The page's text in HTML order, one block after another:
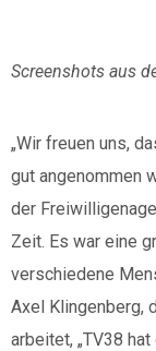
Screenshots aus
„Wir freuen uns,
gut angenommen
der
Zeit. Es war eine
verschiedene
Axel Klingenberg,
arbeitet, „TV38